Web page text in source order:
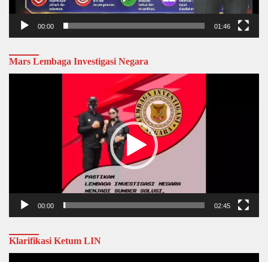
00:00 01:46
Mars Lembaga Investigasi Negara
00:00 02:45
Klarifikasi Ketum LIN